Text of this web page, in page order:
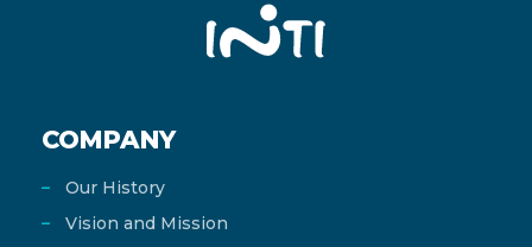
COMPANY
Our History
Vision and Mission